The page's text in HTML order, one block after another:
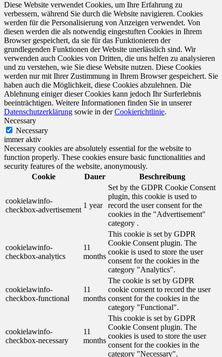
Diese Website verwendet Cookies, um Ihre Erfahrung zu
verbessern, während Sie durch die Website navigieren. Cookies
werden für die Personalisierung von Anzeigen verwendet. Von
diesen werden die als notwendig eingestuften Cookies in Ihrem
Browser gespeichert, da sie für das Funktionieren der
grundlegenden Funktionen der Website unerlässlich sind. Wir
verwenden auch Cookies von Dritten, die uns helfen zu analysieren
und zu verstehen, wie Sie diese Website nutzen. Diese Cookies
werden nur mit Ihrer Zustimmung in Ihrem Browser gespeichert. Sie
haben auch die Möglichkeit, diese Cookies abzulehnen. Die
Ablehnung einiger dieser Cookies kann jedoch Ihr Surferlebnis
beeinträchtigen. Weitere Informationen finden Sie in unserer
Datenschutzerklärung sowie in derCookierichtlinie.
Necessary
Necessary
immer aktiv
Necessary cookies are absolutely essential for the website to
function properly. These cookies ensure basic functionalities and
security features of the website, anonymously.
Cookie
Dauer Beschreibung
cookielawinfo-
checkbox-advertisement
1 year
Set by the GDPR Cookie Consent
plugin, this cookie is used to
record the user consent for the
cookies in the "Advertisement"
category .
cookielawinfo-
checkbox-analytics
11
months
This cookie is set by GDPR
Cookie Consent plugin. The
cookie is used to store the user
consent for the cookies in the
category "Analytics".
cookielawinfo-
checkbox-functional
11
months
The cookie is set by GDPR
cookie consent to record the user
consent for the cookies in the
category "Functional".
cookielawinfo-
checkbox-necessary
11
months
This cookie is set by GDPR
Cookie Consent plugin. The
cookies is used to store the user
consent for the cookies in the
category "Necessary".